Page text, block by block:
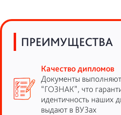
ПРЕИМУЩЕСТВА
Качество дипломов
Документы
“ГОЗНАК”, что
идентичность наших
выдают в ВУЗах